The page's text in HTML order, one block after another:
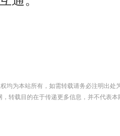
均为本站所有，如需转载请务必注明出处
转载目的在于传递更多信息，并不代表